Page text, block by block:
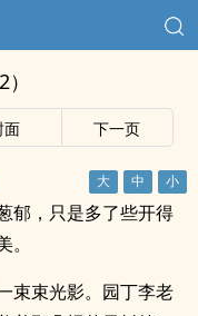
面 下一页
郁，只是多了些开得
束束光影。园丁李老